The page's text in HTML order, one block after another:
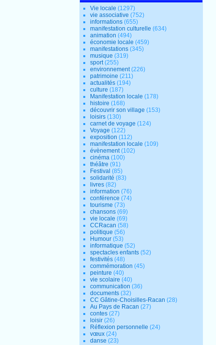
Vie locale (1297)
vie associative (752)
informations (655)
manifestation culturelle (634)
animation (494)
économie locale (459)
manifestations (345)
musique (319)
sport(255)
environnement(226)
patrimoine (211)
actualités (194)
culture (187)
Manifestation locale (178)
histoire (168)
découvrir son village (153)
loisirs (130)
carnet de voyage (124)
Voyage (122)
exposition (112)
manifestation locale (109)
évènement(102)
cinéma (100)
théâtre (91)
Festival (85)
solidarité (83)
livres (82)
information (76)
conférence (74)
tourisme (73)
chansons (69)
vie locale (69)
CCRacan (58)
politique (56)
Humour (53)
informatique (52)
spectacles enfants (52)
festivités (48)
commémoration (45)
peinture (40)
vie scolaire (40)
communication (36)
documents (32)
CC Gâtine-Choisilles-Racan (28)
Au Pays de Racan (27)
contes (27)
loisir (26)
Réflexion personnelle (24)
vœux (24)
danse (23)